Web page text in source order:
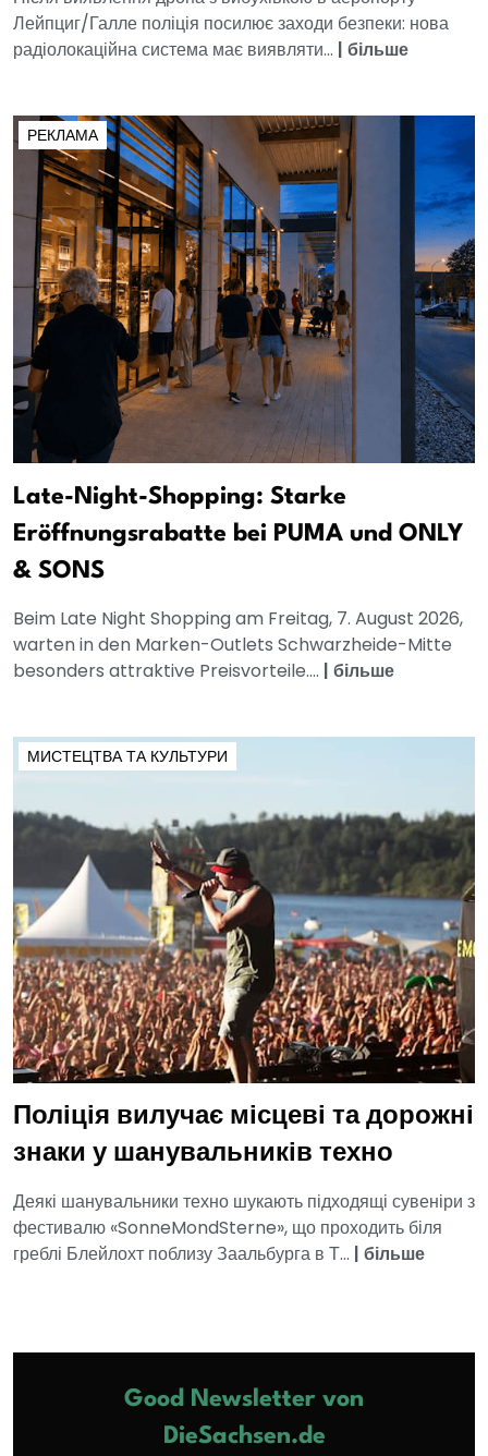
Лейпциг/Галле поліція посилює заходи безпеки: нова
радіолокаційна система має виявляти... | більше
РЕКЛАМА
Late-Night-Shopping: Starke
Eröffnungsrabatte bei PUMA und ONLY
& SONS
Beim Late Night Shopping am Freitag, 7. August 2026,
warten in den Marken-Outlets Schwarzheide-Mitte
besonders attraktive Preisvorteile.... | більше
МИСТЕЦТВА ТА КУЛЬТУРИ
Поліція вилучає місцеві та дорожні
знаки у шанувальників техно
Деякі шанувальники техно шукають підходящі сувеніри з
фестивалю «SonneMondSterne», що проходить біля
греблі Блейлохт поблизу Заальбурга в Т... | більше
Good Newsletter von
DieSachsen.de